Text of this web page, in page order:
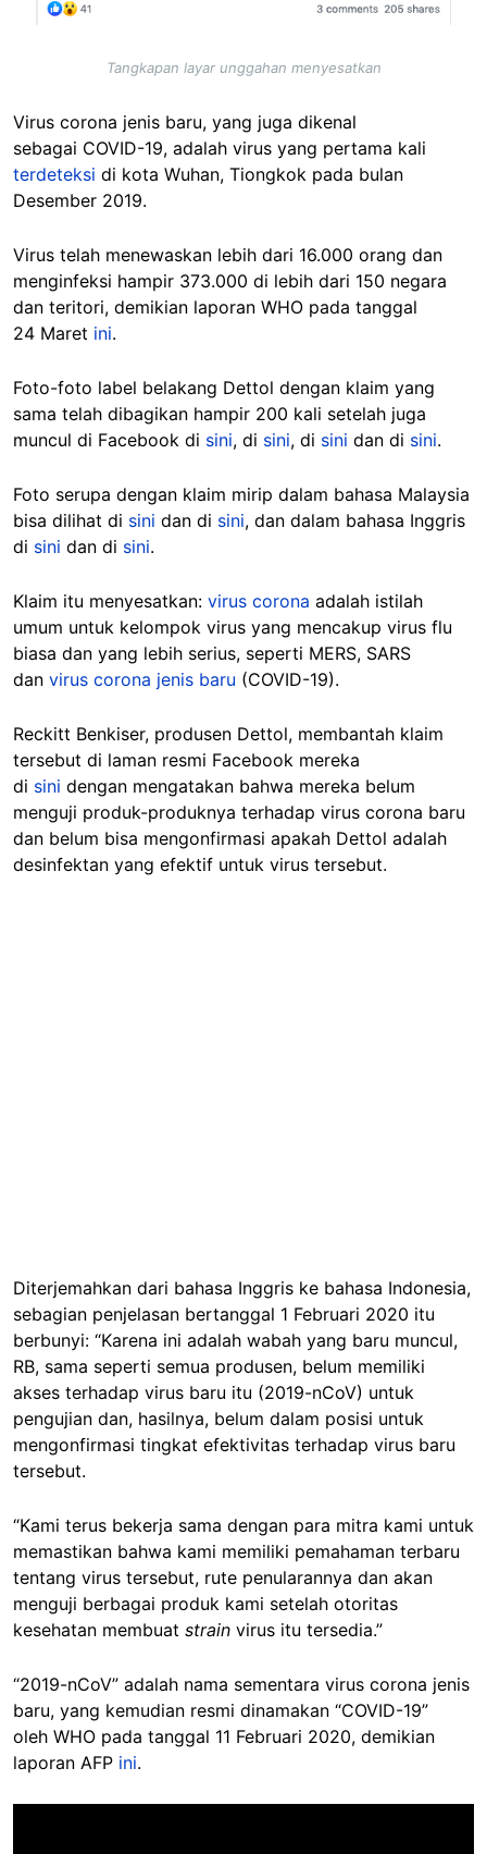
Tangkapan layar unggahan menyesatkan
Virus corona jenis baru, yang juga dikenal
sebagai COVID-19, adalah virus yang pertama kali
terdeteksi di kota Wuhan, Tiongkok pada bulan
Desember 2019.
Virus telah menewaskan lebih dari 16.000 orang dan
menginfeksi hampir 373.000 di lebih dari 150 negara
dan teritori, demikian laporan WHO pada tanggal
24 Maret ini.
Foto-foto label belakang Dettol dengan klaim yang
sama telah dibagikan hampir 200 kali setelah juga
muncul di Facebook di sini, di sini, di sini dan di sini.
Foto serupa dengan klaim mirip dalam bahasa Malaysia
bisa dilihat di sini dan di sini, dan dalam bahasa Inggris
di sini dan di sini.
Klaim itu menyesatkan: virus corona adalah istilah
umum untuk kelompok virus yang mencakup virus flu
biasa dan yang lebih serius, seperti MERS, SARS
dan virus corona jenis baru (COVID-19).
Reckitt Benkiser, produsen Dettol, membantah klaim
tersebut di laman resmi Facebook mereka
di sini dengan mengatakan bahwa mereka belum
menguji produk-produknya terhadap virus corona baru
dan belum bisa mengonfirmasi apakah Dettol adalah
desinfektan yang efektif untuk virus tersebut.
Diterjemahkan dari bahasa Inggris ke bahasa Indonesia,
sebagian penjelasan bertanggal 1 Februari 2020 itu
berbunyi: “Karena ini adalah wabah yang baru muncul,
RB, sama seperti semua produsen, belum memiliki
akses terhadap virus baru itu (2019-nCoV) untuk
pengujian dan, hasilnya, belum dalam posisi untuk
mengonfirmasi tingkat efektivitas terhadap virus baru
tersebut.
“Kami terus bekerja sama dengan para mitra kami untuk
memastikan bahwa kami memiliki pemahaman terbaru
tentang virus tersebut, rute penularannya dan akan
menguji berbagai produk kami setelah otoritas
kesehatan membuat strain virus itu tersedia.”
“2019-nCoV” adalah nama sementara virus corona jenis
baru, yang kemudian resmi dinamakan “COVID-19”
oleh WHO pada tanggal 11 Februari 2020, demikian
laporan AFP ini.